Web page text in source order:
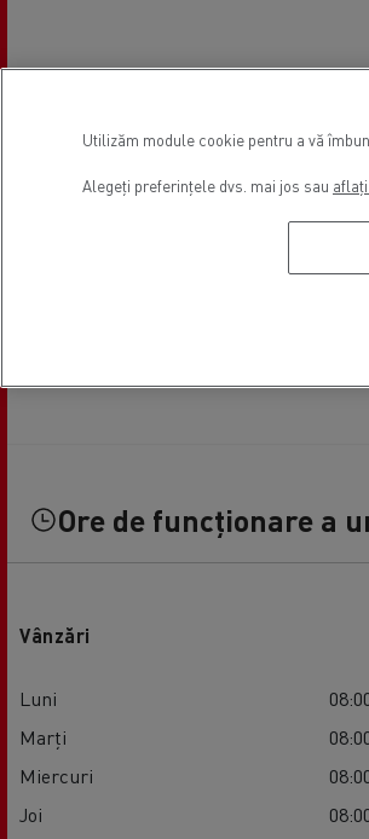
Ore de funcționare a
Vânzări
Luni
Marți
Miercuri
Joi
Utilizăm module cookie pentru a vă
Alegeți preferințele dvs. mai jos sau